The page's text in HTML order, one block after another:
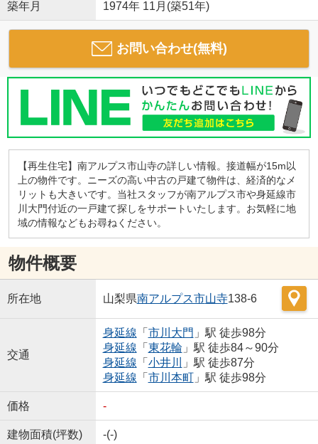
築年月 1974年 11月(築51年)
お問い合わせ(無料)
【再生住宅】南アルプス市山寺の詳しい情報。接道幅が15m以
上の物件です。ニーズの高い中古の戸建て物件は、経済的なメ
リットも大きいです。当社スタッフが南アルプス市や身延線市
川大門付近の一戸建て探しをサポートいたします。お気軽に地
域の情報などもお尋ねください。
物件概要
所在地 山梨県南アルプス市山寺138-6
交通
身延線 「 市川大門 」駅 徒歩98分
身延線 「 東花輪」駅 徒歩84～90分
身延線 「 小井川
」駅 徒歩87分
身延線 「 市川本町」駅 徒歩98分
価格 -
建物面積(坪数) -(-)